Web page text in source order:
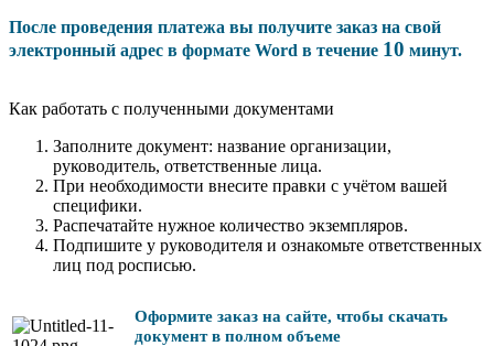
После проведения платежа вы получите заказ на свой
электронный адрес в формате Word в течение 10 минут.
Как работать с полученными документами
Заполните документ: название организации,
руководитель, ответственные лица.
При необходимости внесите правки с учётом вашей
специфики.
Распечатайте нужное количество экземпляров.
Подпишите у руководителя и ознакомьте ответственных
лиц под росписью.
Оформите заказ на сайте, чтобы скачать
документ в полном объеме